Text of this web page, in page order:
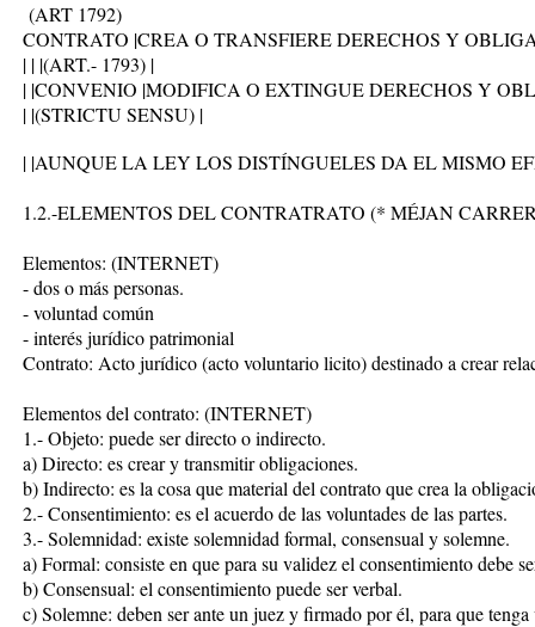
(ART 1792)
CONTRATO |CREA O TRANSFIERE DERECHOS Y
| | |(ART.- 1793) |
| |CONVENIO |MODIFICA O EXTINGUE DERECHOS Y
| |(STRICTU SENSU) |
| |AUNQUE LA LEY LOS DISTÍNGUELES DA EL MISMO
1.2.-ELEMENTOS DEL CONTRATRATO (* MÉJAN
Elementos: (INTERNET)
- dos o más personas.
- voluntad común
- interés jurídico patrimonial
Contrato: Acto jurídico (acto voluntario licito) destinado a crear
Elementos del contrato: (INTERNET)
1.- Objeto: puede ser directo o indirecto.
a) Directo: es crear y transmitir obligaciones.
b) Indirecto: es la cosa que material del contrato que crea la
2.- Consentimiento: es el acuerdo de las voluntades de las partes.
3.- Solemnidad: existe solemnidad formal, consensual y solemne.
a) Formal: consiste en que para su validez el consentimiento debe
b) Consensual: el consentimiento puede ser verbal.
c) Solemne: deben ser ante un juez y firmado por él, para que